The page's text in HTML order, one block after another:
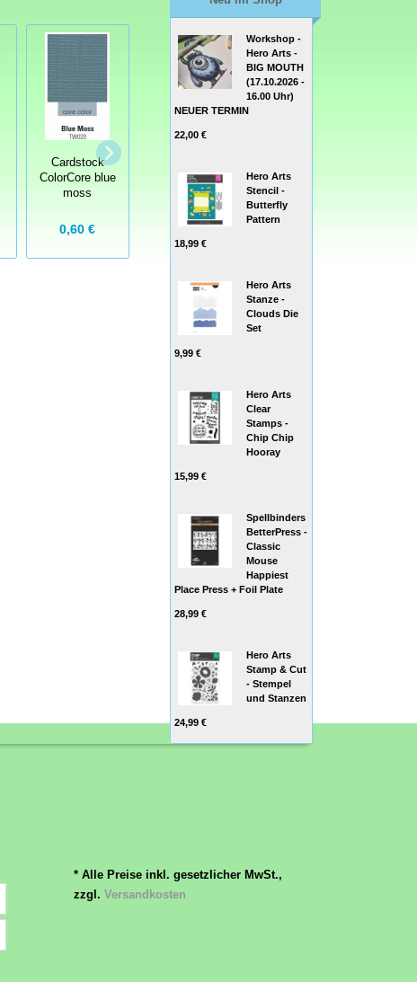
Cardstock
ColorCore blue
moss
0,60 €
ColorCore
vienna lake
0,60 €
ColorCore
quicksand
Workshop -
Hero Arts -
BIG MOUTH
(17.10.2026 -
16.00 Uhr)
NEUER TERMIN
22,00 €
Hero Arts
Stencil -
Butterfly
Pattern
18,99 €
Hero Arts
Stanze -
Clouds Die
Set
9,99 €
Hero Arts
Clear
Stamps -
Chip Chip
Hooray
15,99 €
Spellbinders
BetterPress -
Classic
Mouse
Happiest
Place Press + Foil Plate
28,99 €
Hero Arts
Stamp & Cut
- Stempel
und Stanzen
24,99 €
* Alle Preise inkl. gesetzlicher MwSt.,
zzgl. Versandkosten